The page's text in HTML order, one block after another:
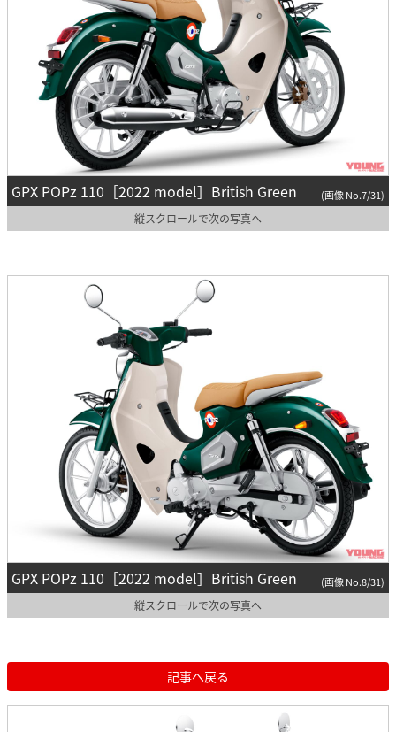
GPX POPz 110［2022 model］British Green (画像 No.7/31)
縦スクロールで次の写真へ
GPX POPz 110［2022 model］British Green (画像 No.8/31)
縦スクロールで次の写真へ
記事へ戻る